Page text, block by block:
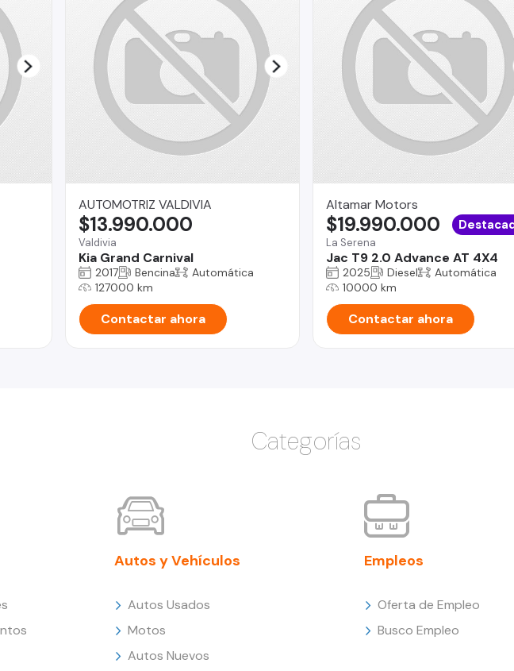
AUTOMOTRIZ VALDIVIA
Valdivia
Kia Grand Carnival
$13.990.000
2017 Bencina
Automática
127000 km
Contactar ahora
Altamar Motors
La Serena
Jac T9 2.0 Advance AT 4X4
$19.990.000
2025 Diesel
Automática
10000 km
Contactar ahora
Categorías
Autos y Vehículos
Autos Usados
Motos
Autos Nuevos
Empleos
Oferta de Empleo
Busco Empleo